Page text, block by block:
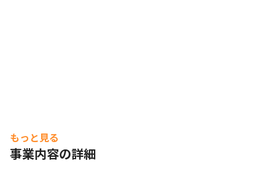
もっと見る
事業内容の詳細